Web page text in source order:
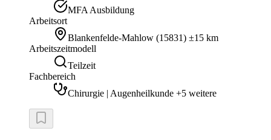
MFA Ausbildung
Arbeitsort
Blankenfelde-Mahlow (15831) ±15 km
Arbeitszeitmodell
Teilzeit
Fachbereich
Chirurgie | Augenheilkunde +5 weitere